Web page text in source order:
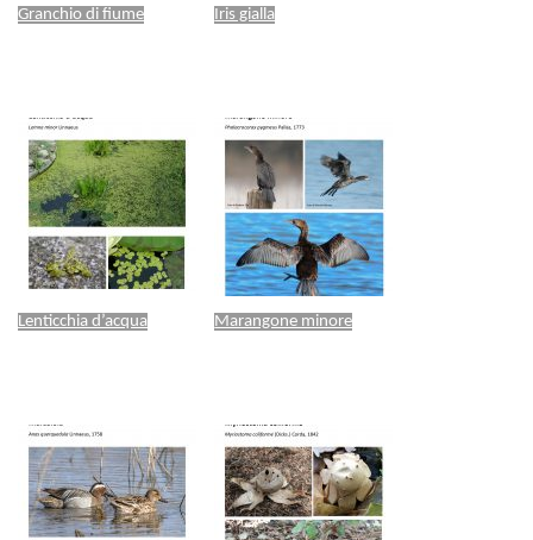
Granchio di fiume Iris gialla
Lenticchia d’acqua Marangone minore